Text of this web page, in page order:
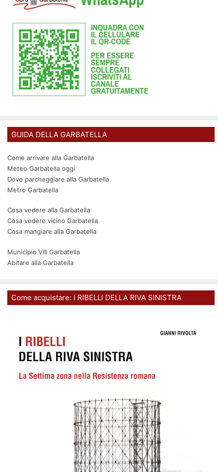
GUIDA DELLA GARBATELLA
Come arrivare alla Garbatella
Meteo Garbatella oggi
Dove parcheggiare alla Garbatella
Metro Garbatella
Cosa vedere alla Garbatella
Cosa vedere vicino Garbatella
Cosa mangiare alla Garbatella
Municipio VIII Garbatella
Abitare alla Garbatella
Come acquistare: I RIBELLI DELLA RIVA SINISTRA